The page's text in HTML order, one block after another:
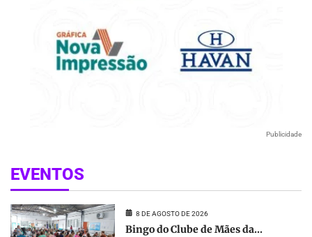
Publicidade
EVENTOS
8 DE AGOSTO DE 2026
Bingo do Clube de Mães da...